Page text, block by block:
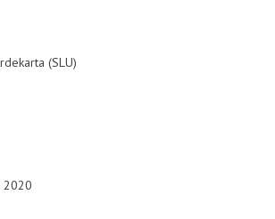
(SLU)
2020